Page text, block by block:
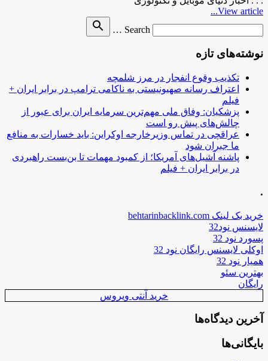
View article...
Search …
search
نوشته‌های تازه
تکذیب وقوع انفجار در مرز شلمچه
اعتراف رسانه صهیونیستی به ناکامی ترامپ در برابر ایران +
فیلم
پزشکیان: وفاق ملی مهم‌ترین سرمایه ایران برای عبور از
چالش‌های پیش رو است
عراقچی در تماس وزیرخارجه اوکراین: باید خسارات به منافع
ما جبران شود
پاشنه آشیل‌های آمریکا؛ از کمبود مهمات تا بن‌بست راهبردی
در برابر ایران + فیلم
.
خرید بک لینک behtarinbacklink.com
لایسنس نود32
پسورد نود 32
اوکلی لایسنس رایگان نود 32
همیار نود 32
بهترین سئو
رایگان
خرید آنتی ویروس
آخرین دیدگاه‌ها
بایگانی‌ها